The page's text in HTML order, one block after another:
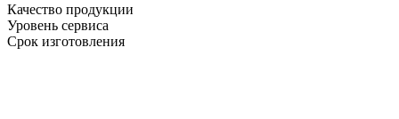
Качество продукции
Уровень сервиса
Срок изготовления